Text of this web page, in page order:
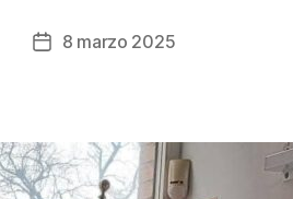
8 marzo 2025